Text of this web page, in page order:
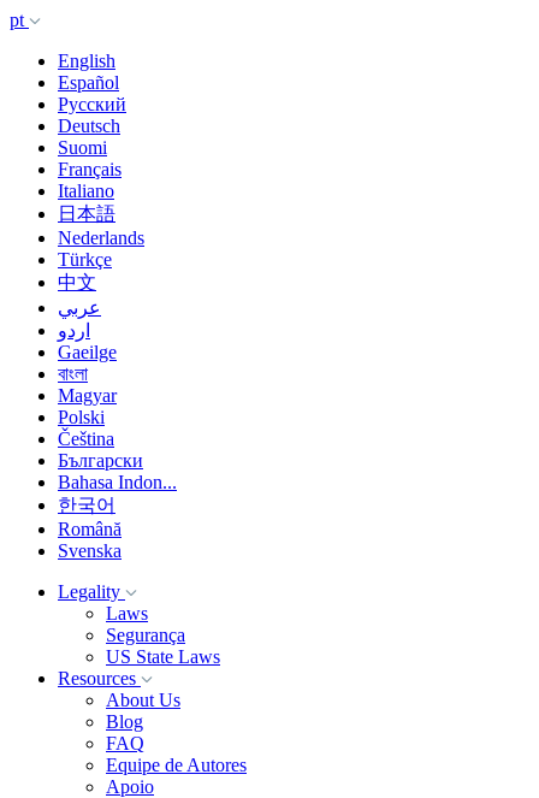
pt
English
Español
Русский
Deutsch
Suomi
Français
Italiano
日本語
Nederlands
Türkçe
中文
عربي
اردو
Gaeilge
বাংলা
Magyar
Polski
Čeština
Български
Bahasa Indon...
한국어
Română
Svenska
Legality
Laws
Segurança
US State Laws
Resources
About Us
Blog
FAQ
Equipe de Autores
Apoio